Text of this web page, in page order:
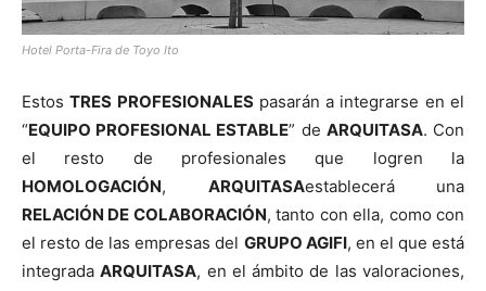
Hotel Porta-Fira de Toyo Ito
EstosTRES PROFESIONALESpasarán a integrarse en el
“EQUIPO PROFESIONAL ESTABLE” de ARQUITASA. Con
el resto de profesionales que logren la
HOMOLOGACIÓN, ARQUITASAestablecerá una
RELACIÓN DE COLABORACIÓN, tanto con ella, como con
el resto de las empresas del GRUPO AGIFI, en el que está
integradaARQUITASA, en el ámbito de las valoraciones,